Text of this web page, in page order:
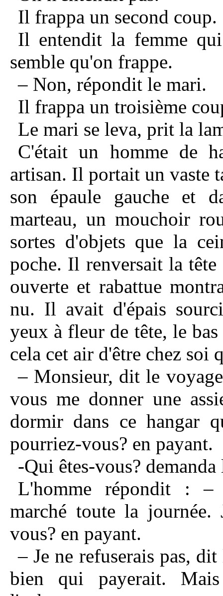
Il frappa un second coup.
Il entendit la femme
semble qu'on frappe.
– Non, répondit le mari.
Il frappa un troisième
Le mari se leva, prit la
C'était un homme de
artisan. Il portait un vaste
son épaule gauche et
marteau, un mouchoir
sortes d'objets que la
poche. Il renversait la tête
ouverte et rabattue
nu. Il avait d'épais
yeux à fleur de tête, le
cela cet air d'être chez soi
– Monsieur, dit le
vous me donner une
dormir dans ce hangar
pourriez-vous? en payant.
-Qui êtes-vous?
L'homme répondit : –
marché toute la
vous? en payant.
– Je ne refuserais pas,
bien qui payerait.